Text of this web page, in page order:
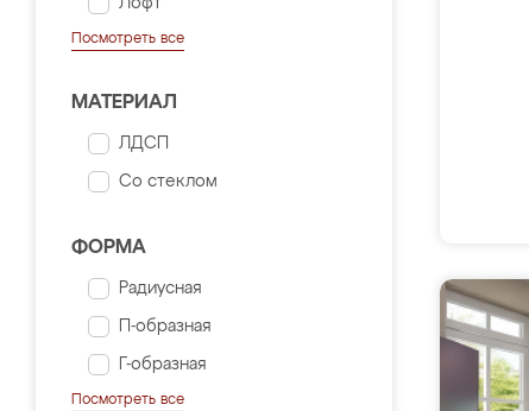
Лофт
Посмотреть все
МАТЕРИАЛ
ЛДСП
Со стеклом
ФОРМА
Радиусная
П-образная
Г-образная
Посмотреть все